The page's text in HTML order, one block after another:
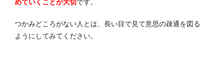
めていくことが大切です。
つかみどころがない人とは、長い目で見て意思の疎通を図る
ようにしてみてください。